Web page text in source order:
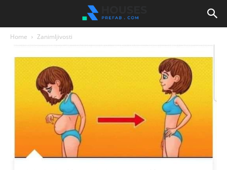
Home Zanimljivosti